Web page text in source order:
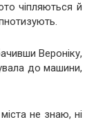
чіпляються й
Вероніку,
до машини,
не знаю, ні